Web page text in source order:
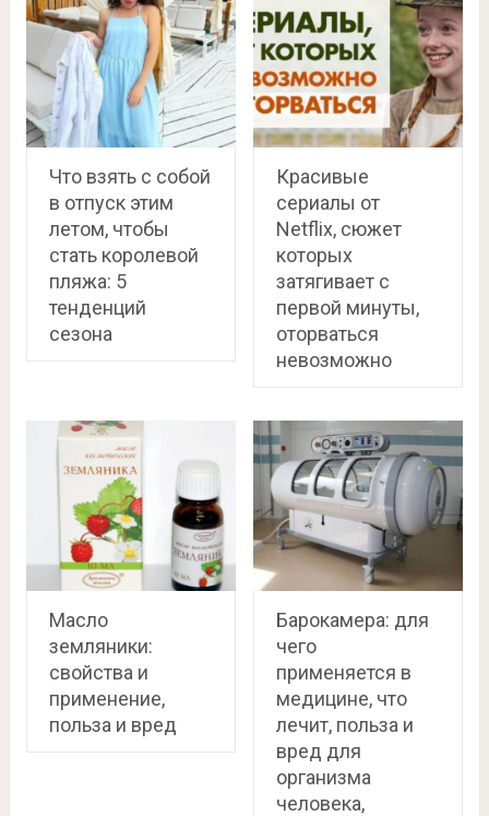
Что взять с собой
в отпуск этим
летом, чтобы
стать королевой
пляжа: 5
тенденций
сезона
Красивые
сериалы от
Netflix, сюжет
которых
затягивает с
первой минуты,
оторваться
невозможно
Масло
земляники:
свойства и
применение,
польза и вред
Барокамера: для
чего
применяется в
медицине, что
лечит, польза и
вред для
организма
человека,